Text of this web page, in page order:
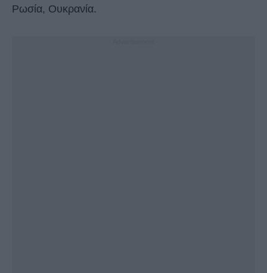
Ρωσία, Ουκρανία.